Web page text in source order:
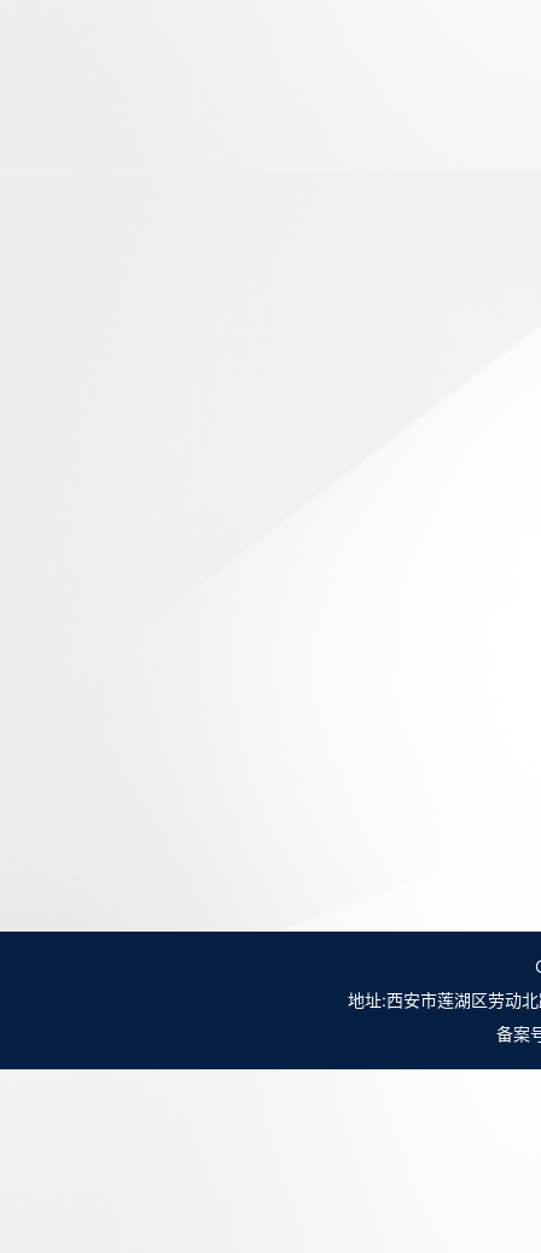
地址:西安市莲湖区劳动
备案